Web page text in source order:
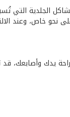
الجلدية التي
خاص، وعند
وأصابعك، قد